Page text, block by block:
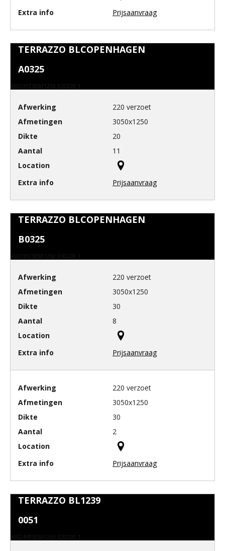
Prijsaanvraag
TERRAZZO BLCOPENHAGEN
A0325
A5023YZ30501250_020220_1
220 verzoet
3050x1250
20
11
Prijsaanvraag
TERRAZZO BLCOPENHAGEN
B0325
A5023YZ30501250_030220_1
220 verzoet
3050x1250
30
8
Prijsaanvraag
220 verzoet
3050x1250
30
2
Prijsaanvraag
TERRAZZO BL1239
0051
A5024YR30501250_020220_1